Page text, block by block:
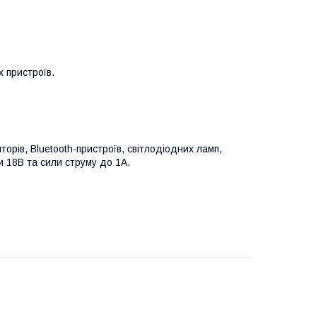
пристроїв.
Bluetooth-пристроїв, світлодіодних ламп,
18В та сили струму до 1А.